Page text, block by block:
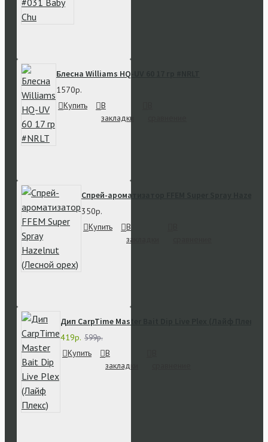
Блесна Williams HQ-UV 60 17 гр #NRLT
1570р.
Купить
В
закладки
Спрей-ароматизатор FFEM Super Spray
350р.
Купить
В
закладки
Дип CarpTime Master Bait Dip Live Plex (Лайф Плекс)
419р. 599р.
Купить
В
закладки